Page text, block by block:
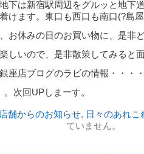
下は新宿駅周辺をグルッと地下
けます。東口も西口も南口(?島
お休みの日のお買い物に、是非
しいので、是非散策してみると
座店ブログのラビの情報・・・
次回UPしまーす。
店舗からのお知らせ, 日々のあれこ
ていません。